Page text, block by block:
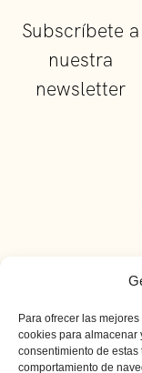
Para ofrecer las
cookies para almacenar
consentimiento de estas
comportamiento de
Subscríbete a
nuestra
newsletter